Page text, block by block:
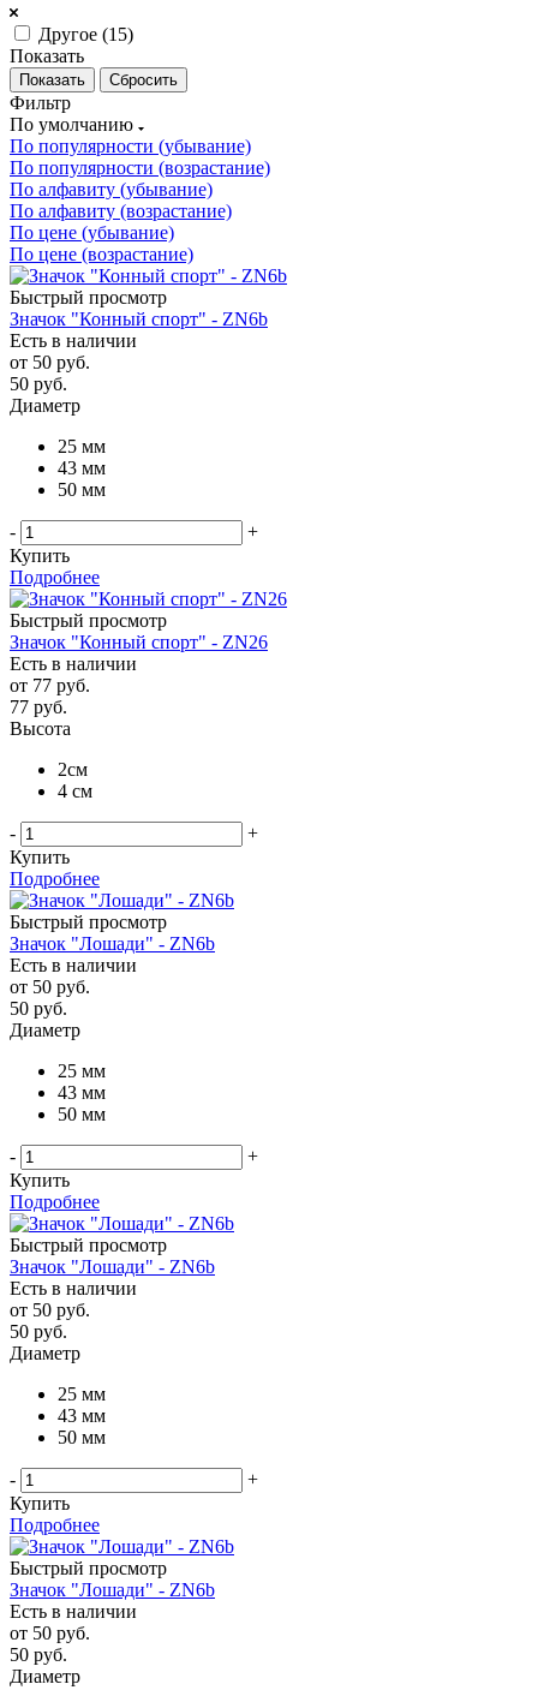
Другое (15)
Показать
Сбросить
Фильтр
По умолчанию
По популярности (убывание)
По популярности (возрастание)
По алфавиту (убывание)
По алфавиту (возрастание)
По цене (убывание)
По цене (возрастание)
Быстрый просмотр
Значок "Конный спорт" - ZN6b
Есть в наличии
от 50 руб.
50 руб.
Диаметр
25 мм
43 мм
50 мм
-
+
Купить
Подробнее
Быстрый просмотр
Значок "Конный спорт" - ZN26
Есть в наличии
от 77 руб.
77 руб.
Высота
2см
4 см
-
+
Купить
Подробнее
Быстрый просмотр
Значок "Лошади" - ZN6b
Есть в наличии
от 50 руб.
50 руб.
Диаметр
25 мм
43 мм
50 мм
-
+
Купить
Подробнее
Быстрый просмотр
Значок "Лошади" - ZN6b
Есть в наличии
от 50 руб.
50 руб.
Диаметр
25 мм
43 мм
50 мм
-
+
Купить
Подробнее
Быстрый просмотр
Значок "Лошади" - ZN6b
Есть в наличии
от 50 руб.
50 руб.
Диаметр